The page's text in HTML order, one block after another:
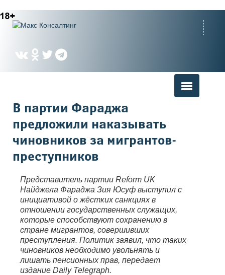
Вы здесь
В партии Фараджа
предложили наказывать
чиновников за мигрантов-
преступников
Представитель партии Reform UK
Найджела Фараджа Зия Юсуф выступил с
инициативой о жёстких санкциях в
отношении государственных служащих,
которые способствуют сохранению в
стране мигрантов, совершивших
преступления. Политик заявил, что таких
чиновников необходимо увольнять и
лишать пенсионных прав, передает
издание Daily Telegraph.